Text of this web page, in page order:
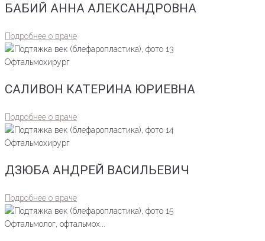
БАБИЙ АННА АЛЕКСАНДРОВНА
Подробнее о враче
Офтальмохирург
САЛИВОН КАТЕРИНА ЮРИЕВНА
Подробнее о враче
Офтальмохирург
ДЗЮБА АНДРЕЙ ВАСИЛЬЕВИЧ
Подробнее о враче
Офтальмолог, офтальмох...